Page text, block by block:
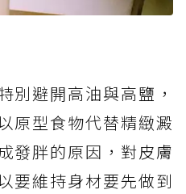
別避開高油與高鹽，
原型食物代替精緻澱
發胖的原因，對皮膚
要維持身材要先做到